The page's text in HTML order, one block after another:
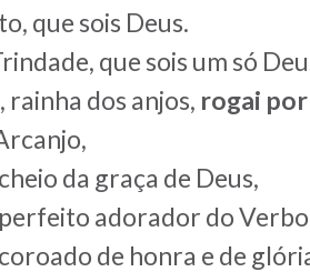
que sois Deus.
que sois um só
rainha dos anjos, rogai por
da graça de Deus,
adorador do
de honra e de